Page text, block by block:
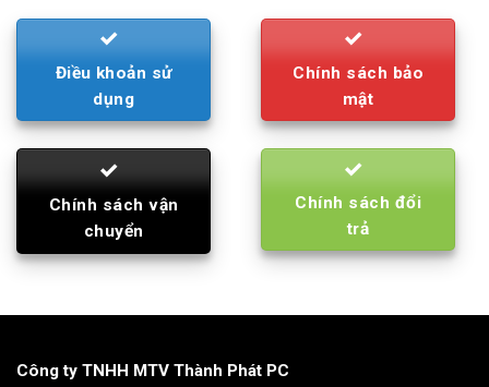
Điều khoản sử
dụng
Chính sách bảo
mật
Chính sách vận
chuyển
Chính sách đổi
trả
Công ty TNHH MTV Thành Phát PC